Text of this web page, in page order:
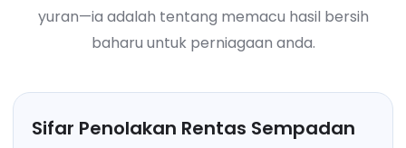
yuran—ia adalah tentang memacu hasil bersih
baharu untuk perniagaan anda.
Sifar Penolakan Rentas Sempadan